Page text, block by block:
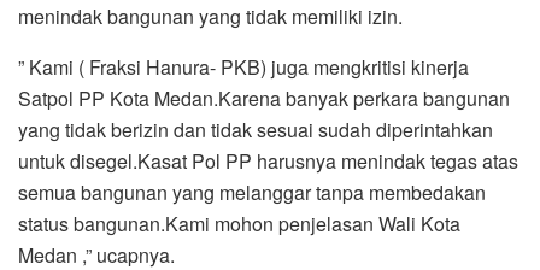
menindak bangunan yang tidak memiliki izin.
” Kami ( Fraksi Hanura- PKB) juga mengkritisi kinerja
Satpol PP Kota Medan.Karena banyak perkara bangunan
yang tidak berizin dan tidak sesuai sudah diperintahkan
untuk disegel.Kasat Pol PP harusnya menindak tegas atas
semua bangunan yang melanggar tanpa membedakan
status bangunan.Kami mohon penjelasan Wali Kota
Medan ,” ucapnya.